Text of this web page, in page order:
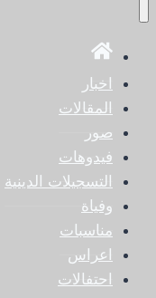
اخبار
المقالات
صور
فيدوهات
التسجيلات الدينية
وفياة
مناسبات
اعراس
احتفالات